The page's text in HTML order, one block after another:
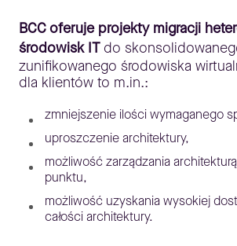
BCC oferuje projekty migracji
środowisk IT do
zunifikowanego środowiska
dla klientów to m.in.:
zmniejszenie ilości wymaganego
uproszczenie architektury,
możliwość zarządzania
punktu,
możliwość uzyskania wysokiej
całości architektury.